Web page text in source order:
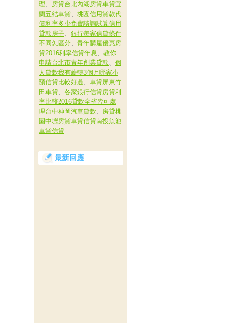
理、 房貸台北內湖房貸車貸宜
蘭五結車貸、 桃園信用貸款代
償利率多少免費諮詢試算信用
貸款房子、 銀行每家信貸條件
不同怎區分、 青年購屋優惠房
貸2016利率信貸年息、 教你
申請台北市青年創業貸款、 個
人貸款我有薪轉3個月哪家小
額信貸比較好過、 車貸屏東竹
田車貸、 各家銀行信貸房貸利
率比較2016貸款全省皆可處
理台中神岡汽車貸款、 房貸桃
園中壢房貸車貸信貸南投魚池
車貸信貸
最新回應